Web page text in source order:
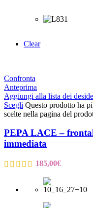
Clear
Confronta
Anteprima
Aggiungi alla lista dei
Scegli Questo prodotto ha
scelte nella pagina del
PEPA LACE –
immediata
185,00€